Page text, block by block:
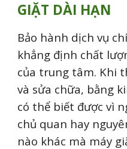
GIẶT DÀI HẠN
Bảo hành dịch vụ
khẳng định chất
của trung tâm. Khi
và sửa chữa, bằng
có thể biết được vì
chủ quan hay
nào khác mà máy